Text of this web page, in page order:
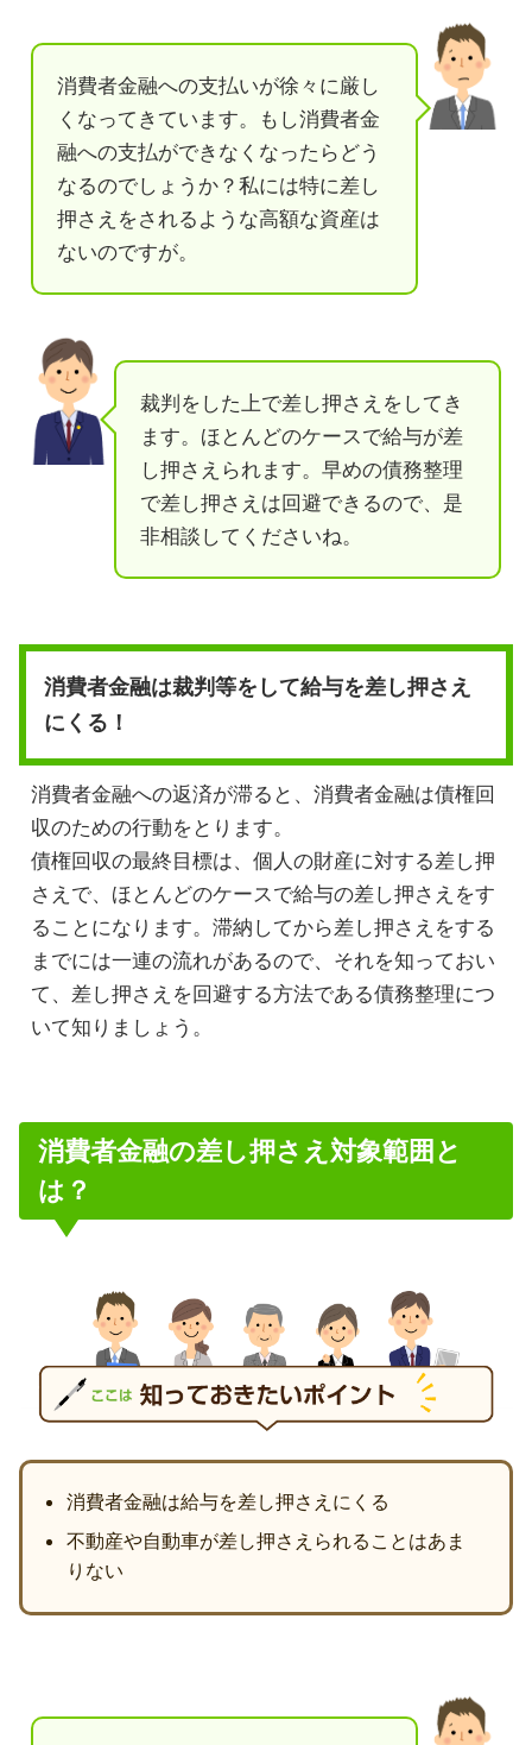
消費者金融への支払いが徐々に厳し
くなってきています。もし消費者金
融への支払ができなくなったらどう
なるのでしょうか？私には特に差し
押さえをされるような高額な資産は
ないのですが。
裁判をした上で差し押さえをしてき
ます。ほとんどのケースで給与が差
し押さえられます。早めの債務整理
で差し押さえは回避できるので、是
非相談してくださいね。
消費者金融は裁判等をして給与を差し押さえ
にくる！
消費者金融への返済が滞ると、消費者金融は債権回
収のための行動をとります。
債権回収の最終目標は、個人の財産に対する差し押
さえで、ほとんどのケースで給与の差し押さえをす
ることになります。滞納してから差し押さえをする
までには一連の流れがあるので、それを知っておい
て、差し押さえを回避する方法である債務整理につ
いて知りましょう。
消費者金融の差し押さえ対象範囲と
は？
消費者金融は給与を差し押さえにくる
不動産や自動車が差し押さえられることはあま
りない